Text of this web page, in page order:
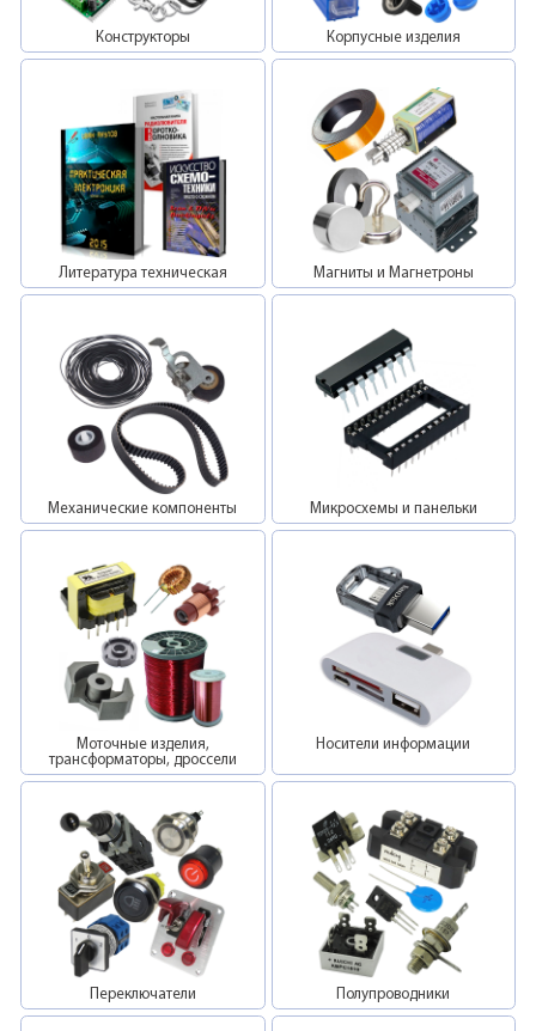
Конструкторы Корпусные изделия
Литература техническая Магниты и Магнетроны
Механические компоненты Микросхемы и панельки
Моточные изделия,
трансформаторы, дроссели
Носители информации
Переключатели Полупроводники